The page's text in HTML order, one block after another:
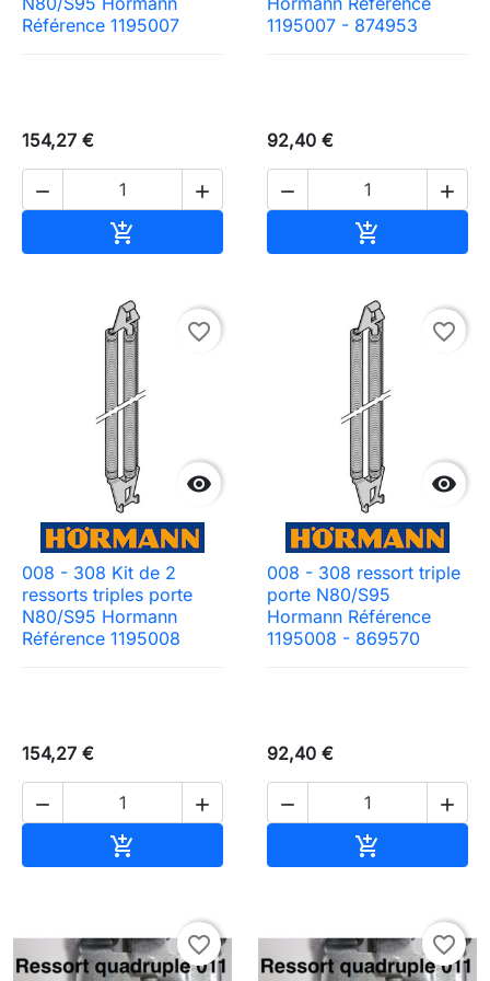
Référence 1195007
154,27 €
 

1195007 - 874953
92,40 €
 


favorite_border
008 - 308 Kit de 2
ressorts triples porte
N80/S95 Hormann
Référence 1195008
154,27 €
 


favorite_border
008 - 308 ressort triple
porte N80/S95
Hormann Référence
1195008 - 869570
92,40 €
 

favorite_border favorite_border